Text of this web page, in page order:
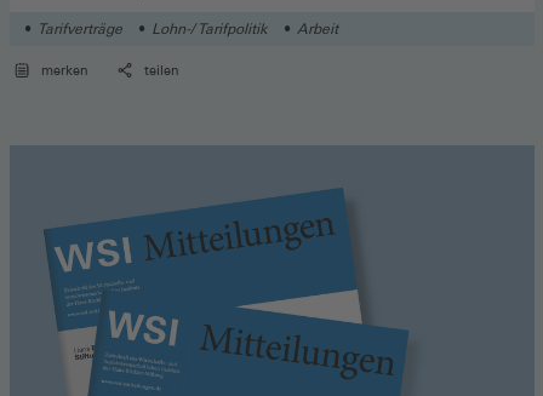
Tarifverträge Lohn-/ Tarifpolitik Arbeit
merken teilen